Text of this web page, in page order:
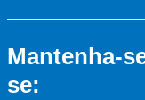
Mantenha-
se: